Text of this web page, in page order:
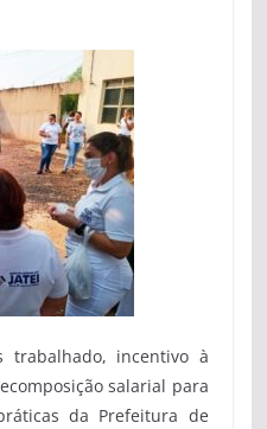
trabalhado, incentivo à
salarial para
da Prefeitura de